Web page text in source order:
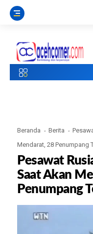
Beranda Berita
Mendarat, 28 Penumpang
Pesawat
Saat Akan
Penumpang